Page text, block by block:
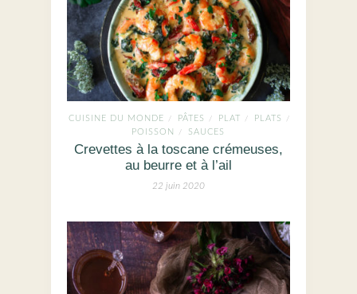
CUISINE DU MONDE / PÂTES / PLAT / PLATS /
POISSON / SAUCES
Crevettes à la toscane crémeuses,
au beurre et à l’ail
22 juin 2020